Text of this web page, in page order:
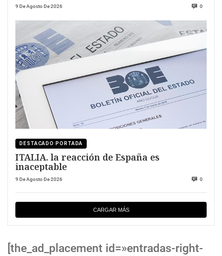
9 De Agosto De 2026 0
DESTACADO PORTADA
ITALIA. la reacción de España es
inaceptable
9 De Agosto De 2026 0
CARGAR MÁS
[the_ad_placement id=»entradas-right-